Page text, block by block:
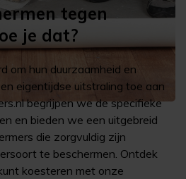
tegen
je dat?
om hun duurzaamheid en
eigentijdse uitstraling toe aan
begrijpen we de specifieke
en bieden we een uitgebreid
die zorgvuldig zijn
te beschermen. Ontdek
koesteren met onze